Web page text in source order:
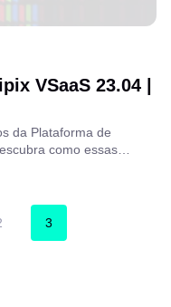
VSaaS 23.04 |
da Plataforma de
como essas
3